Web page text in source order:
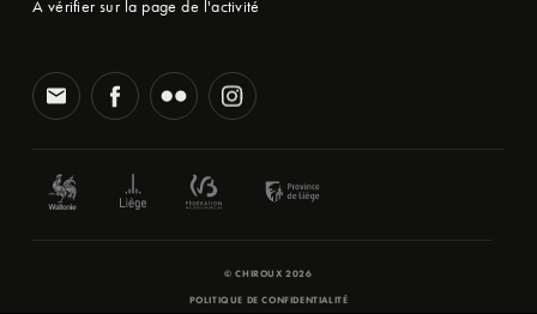
À vérifier sur la page de l'activité
© CHIROUX 2026
POLITIQUE DE CONFIDENTIALITÉ